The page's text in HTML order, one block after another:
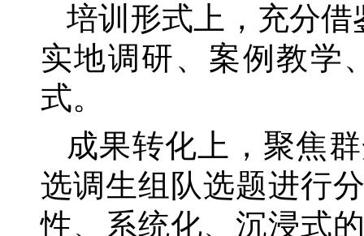
培训形式上，充分借
实地调研、案例教学
式。
成果转化上，聚焦
选调生组队选题进行
性、系统化、沉浸式